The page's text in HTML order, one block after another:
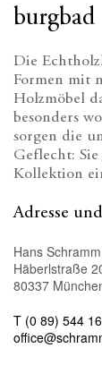
burgbad
Die
Formen mit
Holzmöbel
besonders
sorgen die
Geflecht:
Kollektion
Adresse
Hans
Häberlstraße
80337
T (0 89) 544